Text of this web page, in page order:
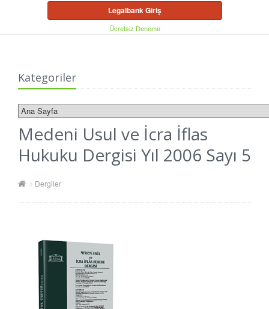
Legalbank Giriş
Ücretsiz Deneme
Kategoriler
Medeni Usul ve İcra İflas
Hukuku Dergisi Yıl 2006 Sayı 5
Dergiler